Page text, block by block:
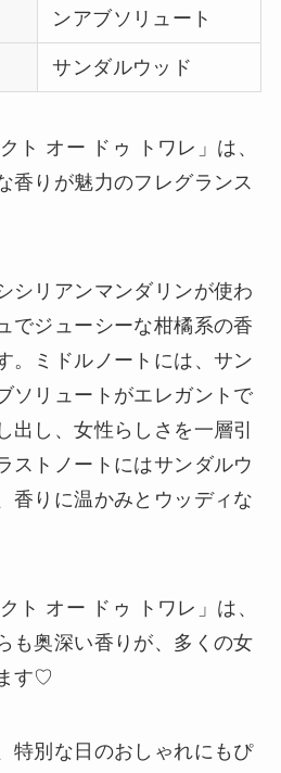
ンアブソリュート
サンダルウッド
ト オー ドゥ トワレ」は、
香りが魅力のフレグランス
シリアンマンダリンが使わ
でジューシーな柑橘系の香
。ミドルノートには、サン
ソリュートがエレガントで
出し、女性らしさを一層引
ストノートにはサンダルウ
香りに温かみとウッディな
ト オー ドゥ トワレ」は、
も奥深い香りが、多くの女
す♡
特別な日のおしゃれにもぴ